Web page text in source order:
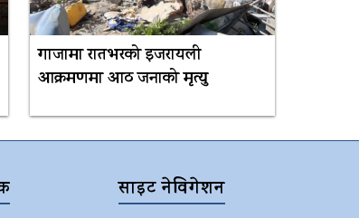
गाजामा रातभरको इजरायली
आक्रमणमा आठ जनाको मृत्यु
साइट नेविगेशन